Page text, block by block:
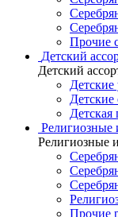
Прочие
Детский
Детский
Детские
Детские
Детская
Религиозные
Религиозные
Прочие